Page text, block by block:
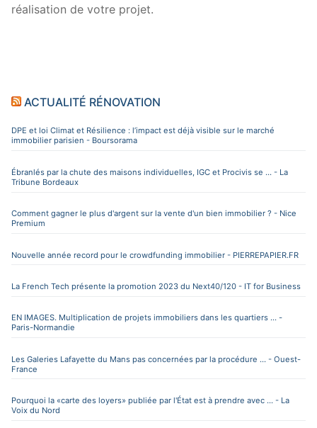
réalisation de votre projet.
ACTUALITÉ RÉNOVATION
DPE et loi Climat et Résilience : l’impact est déjà visible sur le marché
immobilier parisien - Boursorama
Ébranlés par la chute des maisons individuelles, IGC et Procivis se ... - La
Tribune Bordeaux
Comment gagner le plus d'argent sur la vente d'un bien immobilier ? - Nice
Premium
Nouvelle année record pour le crowdfunding immobilier - PIERREPAPIER.FR
La French Tech présente la promotion 2023 du Next40/120 - IT for Business
EN IMAGES. Multiplication de projets immobiliers dans les quartiers ... -
Paris-Normandie
Les Galeries Lafayette du Mans pas concernées par la procédure ... - Ouest-
France
Pourquoi la «carte des loyers» publiée par l'État est à prendre avec ... - La
Voix du Nord